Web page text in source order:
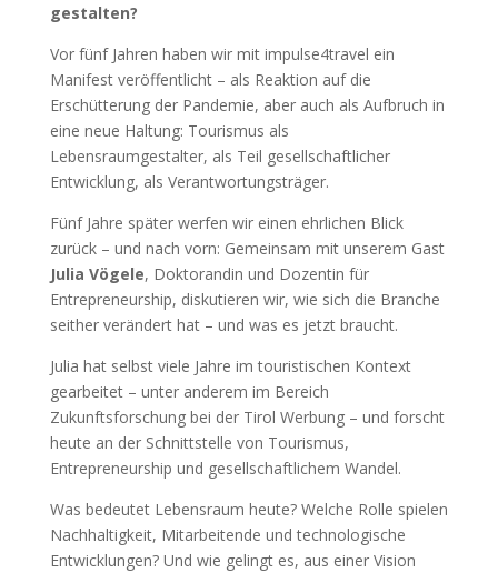
gestalten?
Vor fünf Jahren haben wir mit impulse4travel ein
Manifest veröffentlicht – als Reaktion auf die
Erschütterung der Pandemie, aber auch als Aufbruch in
eine neue Haltung: Tourismus als
Lebensraumgestalter, als Teil gesellschaftlicher
Entwicklung, als Verantwortungsträger.
Fünf Jahre später werfen wir einen ehrlichen Blick
zurück – und nach vorn: Gemeinsam mit unserem Gast
Julia Vögele, Doktorandin und Dozentin für
Entrepreneurship, diskutieren wir, wie sich die Branche
seither verändert hat – und was es jetzt braucht.
Julia hat selbst viele Jahre im touristischen Kontext
gearbeitet – unter anderem im Bereich
Zukunftsforschung bei der Tirol Werbung – und forscht
heute an der Schnittstelle von Tourismus,
Entrepreneurship und gesellschaftlichem Wandel.
Was bedeutet Lebensraum heute? Welche Rolle spielen
Nachhaltigkeit, Mitarbeitende und technologische
Entwicklungen? Und wie gelingt es, aus einer Vision